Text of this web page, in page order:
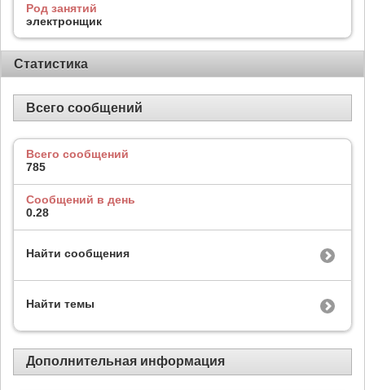
Род занятий
электронщик
Статистика
Всего сообщений
Всего сообщений
785
Сообщений в день
0.28
Найти сообщения
Найти темы
Дополнительная информация